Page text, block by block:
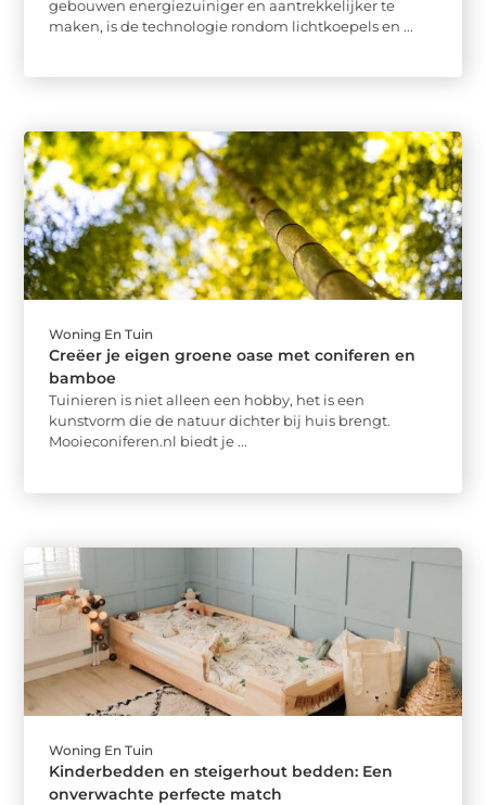
gebouwen energiezuiniger en aantrekkelijker te
maken, is de technologie rondom lichtkoepels en ...
Woning En Tuin
Creëer je eigen groene oase met coniferen en
bamboe
Tuinieren is niet alleen een hobby, het is een
kunstvorm die de natuur dichter bij huis brengt.
Mooieconiferen.nl biedt je ...
Woning En Tuin
Kinderbedden en steigerhout bedden: Een
onverwachte perfecte match